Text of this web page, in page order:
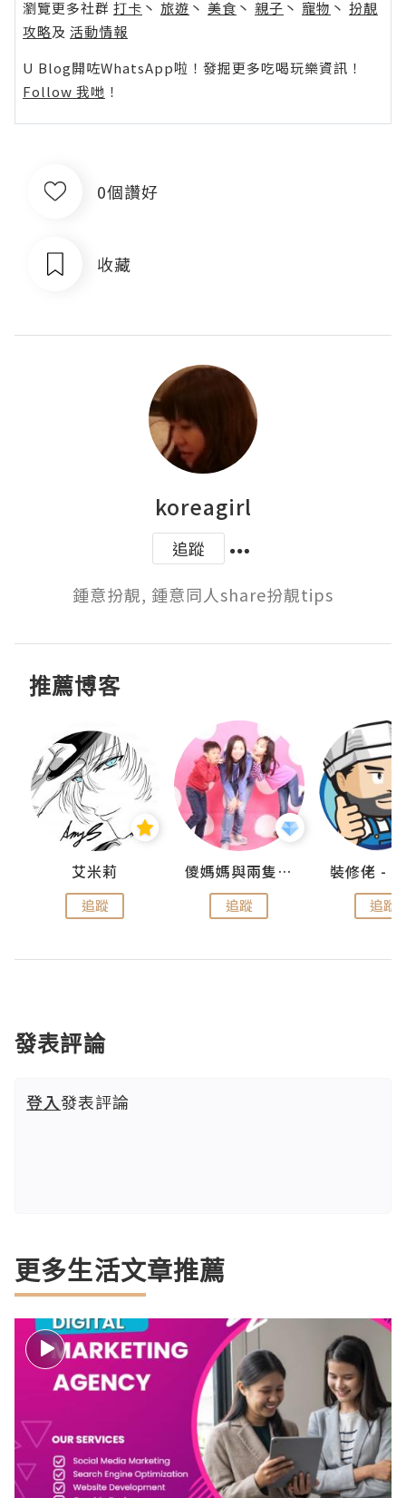
瀏覽更多社群 打卡 丶 旅遊 丶 美食 丶 親子 丶 寵物 丶 扮靚
攻略及 活動情報
U Blog開咗WhatsApp啦！發掘更多吃喝玩樂資訊！
Follow 我哋 ！
0個讚好
收藏
koreagirl
追蹤
鍾意扮靚, 鍾意同人share扮靚tips
推薦博客
艾米莉
追蹤
儍媽媽與兩隻小魔怪之家
追蹤 追蹤
發表評論
登入發表評論
更多生活文章推薦